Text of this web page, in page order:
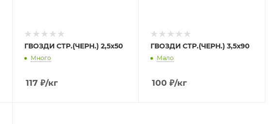
ГВОЗДИ СТР.(ЧЕРН.) 2,5х50
Много
117 ₽/кг
ГВОЗДИ СТР.(ЧЕРН.) 3,5х90
Мало
100 ₽/кг